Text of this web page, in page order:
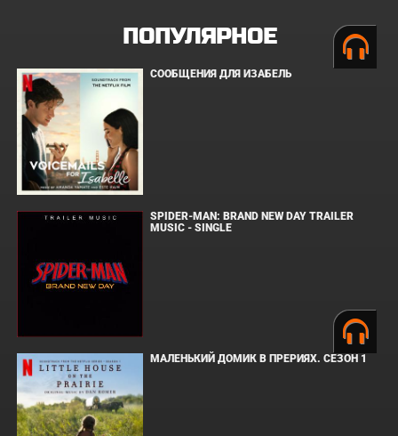
ПОПУЛЯРНОЕ
СООБЩЕНИЯ ДЛЯ ИЗАБЕЛЬ
SPIDER-MAN: BRAND NEW DAY TRAILER
MUSIC - SINGLE
МАЛЕНЬКИЙ ДОМИК В ПРЕРИЯХ. СЕЗОН 1